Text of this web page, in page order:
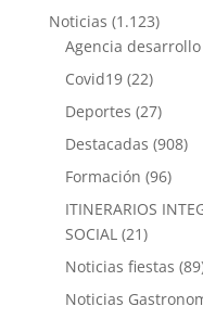
Noticias (1.123)
Agencia
Covid19(22)
Deportes (27)
Destacadas (908)
Formación (96)
ITINERARIOS
SOCIAL (21)
Noticias fiestas
Noticias